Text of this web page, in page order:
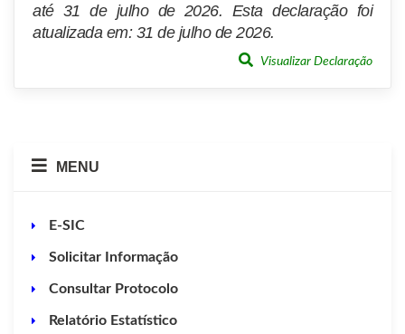
até 31 de julho de 2026. Esta declaração foi
atualizada em: 31 de julho de 2026.
Visualizar Declaração
MENU
E-SIC
Solicitar Informação
Consultar Protocolo
Relatório Estatístico